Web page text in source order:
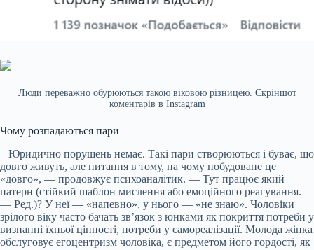
Люди переважно обурюються такою віковою різницею. Скріншот
коментарів в Instagram
Чому розпадаються пари
– Юридично порушень немає. Такі пари створюються і буває, що
довго живуть, але питання в тому, на чому побудоване це
«довго», — продовжує психоаналітик. — Тут працює який
патерн (стійкий шаблон мислення або емоційного реагування.
— Ред.)? У неї — «напевно», у нього — «не знаю». Чоловіки
зрілого віку часто бачать зв’язок з юнками як покриття потреби у
визнанні їхньої цінності, потреби у самореалізації. Молода жінка
обслуговує егоцентризм чоловіка, є предметом його гордості, як